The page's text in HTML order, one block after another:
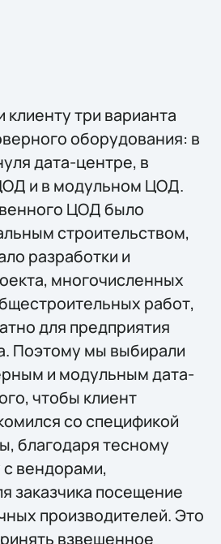
три варианта
оборудования: в
дата-центре, в
и в модульном ЦОД.
ЦОД было
строительством,
разработки и
многочисленных
работ,
для предприятия
Поэтому мы выбирали
и модульным дата-
чтобы клиент
со спецификой
благодаря тесному
вендорами,
заказчика посещение
производителей. Это
взвешенное